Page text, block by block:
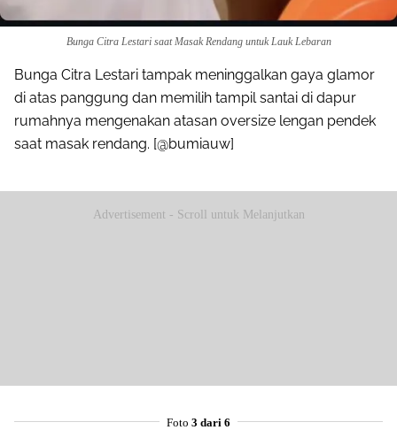
Bunga Citra Lestari saat Masak Rendang untuk Lauk Lebaran
Bunga Citra Lestari tampak meninggalkan gaya glamor
di atas panggung dan memilih tampil santai di dapur
rumahnya mengenakan atasan oversize lengan pendek
saat masak rendang. [@bumiauw]
Advertisement - Scroll untuk Melanjutkan
Foto 3 dari 6